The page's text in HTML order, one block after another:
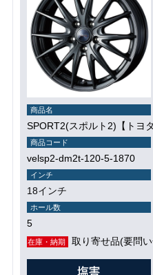
商品名
SPORT2(スポルト2)【トヨ
商品コード
velsp2-dm2t-120-5-1870
インチ
18インチ
ホール数
5
在庫・納期 取り寄せ品(要問